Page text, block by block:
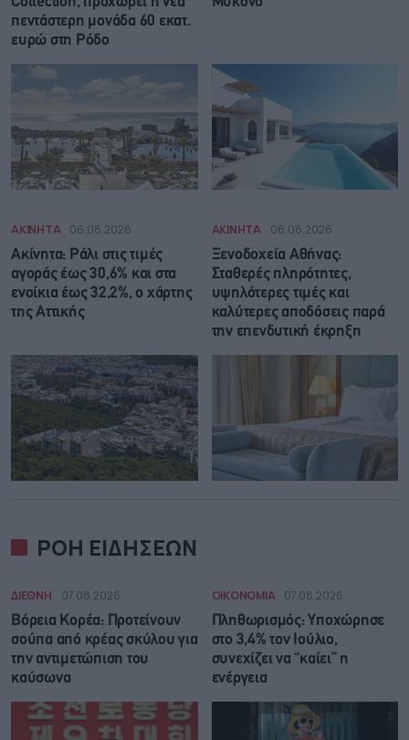
πεντάστερη μονάδα 60 εκατ.
ευρώ στη Ρόδο
ΑΚΙΝΗΤΑ 06.08.2026
Ακίνητα: Ράλι στις τιμές
αγοράς έως 30,6% και στα
ενοίκια έως 32,2%, ο χάρτης
της Αττικής
ΑΚΙΝΗΤΑ 06.08.2026
Ξενοδοχεία Αθήνας:
Σταθερές πληρότητες,
υψηλότερες τιμές και
καλύτερες αποδόσεις παρά
την επενδυτική έκρηξη
ΡΟΗ ΕΙΔΗΣΕΩΝ
ΔΙΕΘΝΗ 07.08.2026
Βόρεια Κορέα: Προτείνουν
σούπα από κρέας σκύλου για
την αντιμετώπιση του
καύσωνα
ΟΙΚΟΝΟΜΙΑ 07.08.2026
Πληθωρισμός: Υποχώρησε
στο 3,4% τον Ιούλιο,
συνεχίζει να “καίει” η
ενέργεια